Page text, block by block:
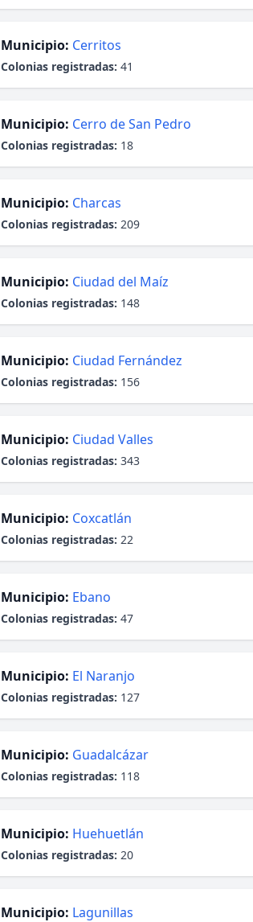
Municipio: Cerritos
Colonias registradas: 41
Municipio: Cerro de San Pedro
Colonias registradas: 18
Municipio: Charcas
Colonias registradas: 209
Municipio: Ciudad del Maíz
Colonias registradas: 148
Municipio: Ciudad Fernández
Colonias registradas: 156
Municipio: Ciudad Valles
Colonias registradas: 343
Municipio: Coxcatlán
Colonias registradas: 22
Municipio: Ebano
Colonias registradas: 47
Municipio: El Naranjo
Colonias registradas: 127
Municipio: Guadalcázar
Colonias registradas: 118
Municipio: Huehuetlán
Colonias registradas: 20
Municipio: Lagunillas